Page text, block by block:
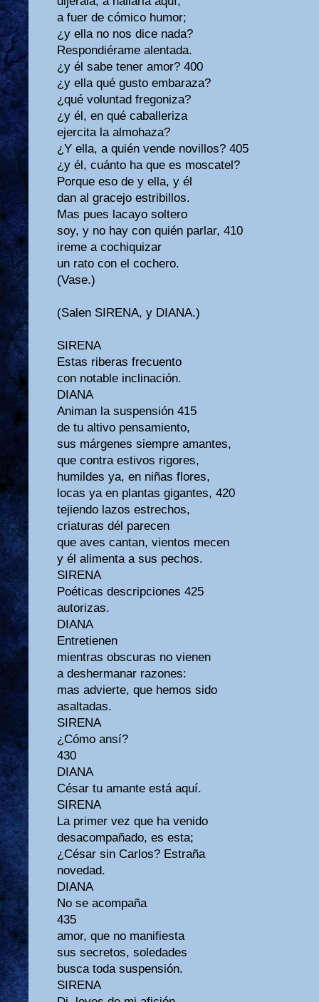
a fuer de cómico humor;
¿y ella no nos dice nada?
Respondiérame alentada.
¿y él sabe tener amor? 400
¿y ella qué gusto embaraza?
¿qué voluntad fregoniza?
¿y él, en qué caballeriza
ejercita la almohaza?
¿Y ella, a quién vende novillos? 405
¿y él, cuánto ha que es moscatel?
Porque eso de y ella, y él
dan al gracejo estribillos.
Mas pues lacayo soltero
soy, y no hay con quién parlar, 410
ireme a cochiquizar
un rato con el cochero.
(Vase.)
(Salen SIRENA, y DIANA.)
SIRENA
Estas riberas frecuento
con notable inclinación.
DIANA
Animan la suspensión 415
de tu altivo pensamiento,
sus márgenes siempre amantes,
que contra estivos rigores,
humildes ya, en niñas flores,
locas ya en plantas gigantes, 420
tejiendo lazos estrechos,
criaturas dél parecen
que aves cantan, vientos mecen
y él alimenta a sus pechos.
SIRENA
Poéticas descripciones 425
autorizas.
DIANA
Entretienen
mientras obscuras no vienen
a deshermanar razones:
mas advierte, que hemos sido
asaltadas.
SIRENA
¿Cómo ansí?
430
DIANA
César tu amante está aquí.
SIRENA
La primer vez que ha venido
desacompañado, es esta;
¿César sin Carlos? Estraña
novedad.
DIANA
No se acompaña
435
amor, que no manifiesta
sus secretos, soledades
busca toda suspensión.
SIRENA